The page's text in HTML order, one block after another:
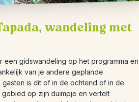
wandeling met
een gidswandeling op het programma en
van je andere geplande
is dit of in de ochtend of in de
op zijn duimpje en vertelt